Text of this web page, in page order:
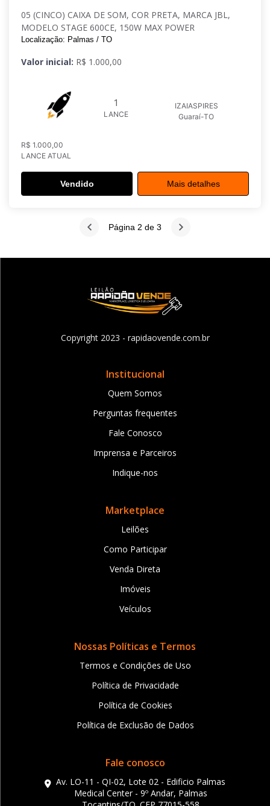
05 (CINCO) CAIXA DE SOM, COR PRETA, MARCA JBL,
MODELO STAGE 600CE, 150W MAX POWER
Localização: Palmas / TO
Valor inicial: R$ 1.000,00
1
LANCE
IZAIASPIRES
Guaraí-TO
R$ 1.000,00
LANCE ATUAL
Vendido Mais detalhes
Página 2 de 3
Copyright 2023 - rapidaovende.com.br
Institucional
Quem Somos
Perguntas frequentes
Fale Conosco
Imprensa e Parceiros
Indique-nos
Marketplace
Leilões
Como Participar
Venda Direta
Imóveis
Veículos
Nossas Políticas e Termos
Termos e Condições de Uso
Política de Privacidade
Política de Cookies
Política de Exclusão de Dados
Fale conosco
Av. LO-11 - QI-02, Lote 02 - Edificio Palmas
Medical Center - 9º Andar, Palmas